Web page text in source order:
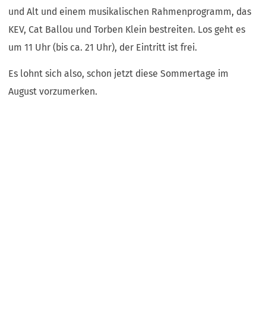
und Alt und einem musikalischen Rahmenprogramm, das
KEV, Cat Ballou und Torben Klein bestreiten. Los geht es
um 11 Uhr (bis ca. 21 Uhr), der Eintritt ist frei.
Es lohnt sich also, schon jetzt diese Sommertage im
August vorzumerken.